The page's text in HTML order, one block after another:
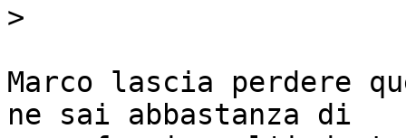
>
Marco lascia perdere
ne sai abbastanza di